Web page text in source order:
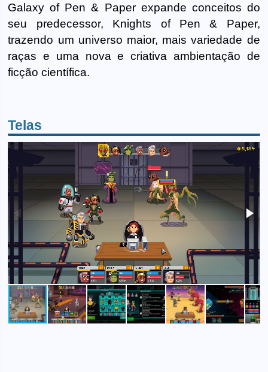
Galaxy of Pen & Paper expande conceitos do
seu predecessor, Knights of Pen & Paper,
trazendo um universo maior, mais variedade de
raças e uma nova e criativa ambientação de
ficção científica.
Telas